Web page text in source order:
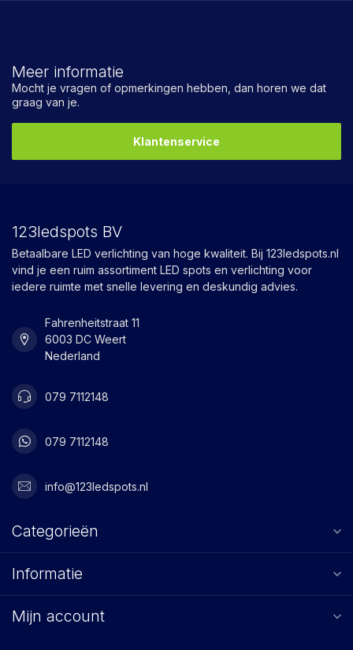
Meer informatie
Mocht je vragen of opmerkingen hebben, dan horen we dat
graag van je.
Klantenservice
123ledspots BV
Betaalbare LED verlichting van hoge kwaliteit. Bij 123ledspots.nl
vind je een ruim assortiment LED spots en verlichting voor
iedere ruimte met snelle levering en deskundig advies.
Fahrenheitstraat 11
6003 DC Weert
Nederland
079 7112148
079 7112148
info@123ledspots.nl
Categorieën
Informatie
Mijn account